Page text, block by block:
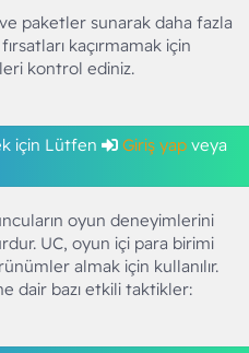
paketler sunarak daha fazla
kaçırmamak için
kontrol ediniz.
için Lütfen
Giriş yap veya
oyun deneyimlerini
UC, oyun içi para birimi
almak için kullanılır.
dair bazı etkili taktikler: